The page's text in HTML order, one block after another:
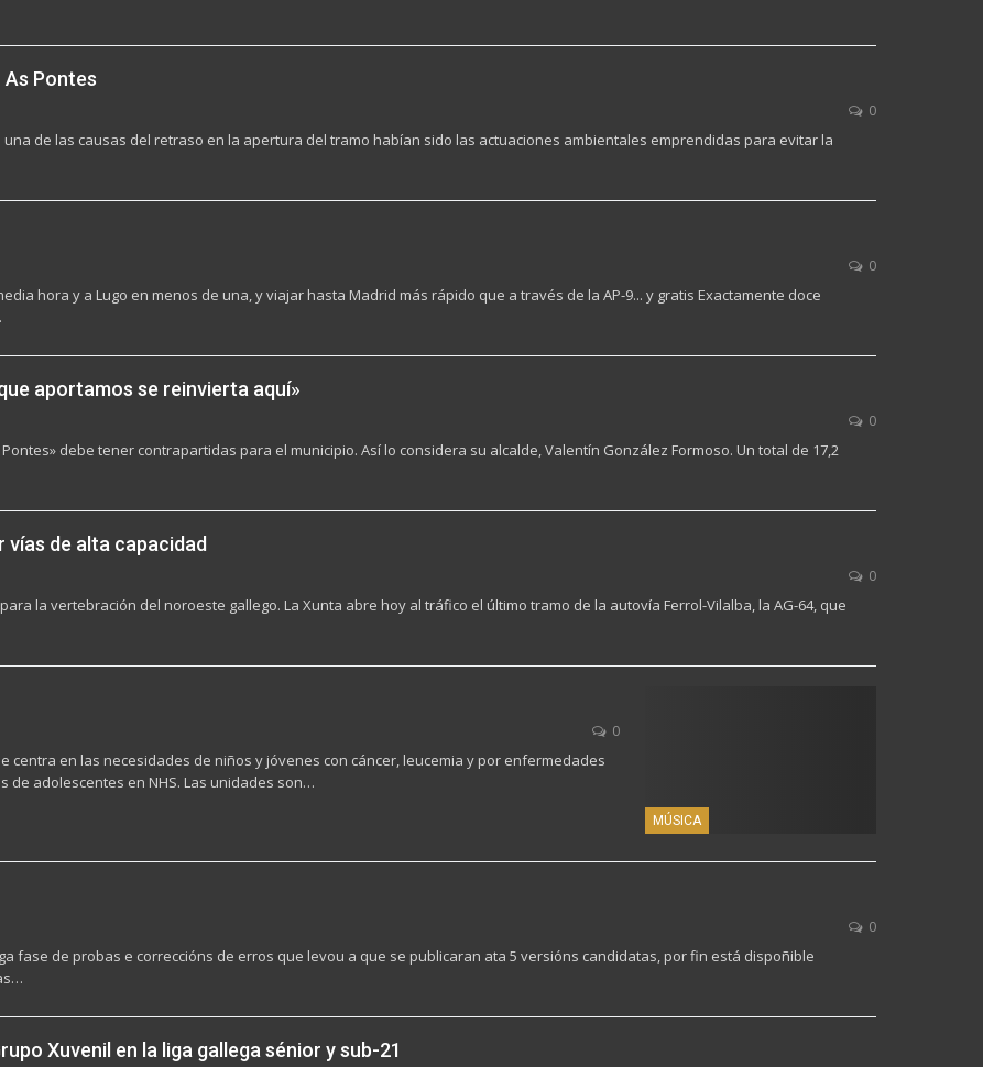
Pontes
0
de las causas del retraso en la apertura del tramo habían sido las actuaciones ambientales emprendidas para evitar la
0
hora y a Lugo en menos de una, y viajar hasta Madrid más rápido que a través de la AP-9... y gratis Exactamente doce
aportamos se reinvierta aquí»
0
debe tener contrapartidas para el municipio. Así lo considera su alcalde, Valentín González Formoso. Un total de 17,2
de alta capacidad
0
la vertebración del noroeste gallego. La Xunta abre hoy al tráfico el último tramo de la autovía Ferrol-Vilalba, la AG-64, que
MÚSICA
0
centra en las necesidades de niños y jóvenes con cáncer, leucemia y por enfermedades
de adolescentes en NHS. Las unidades son…
0
fase de probas e correccións de erros que levou a que se publicaran ata 5 versións candidatas, por fin está dispoñible
Xuvenil en la liga gallega sénior y sub-21